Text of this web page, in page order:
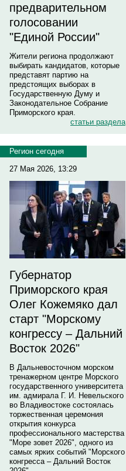
предварительном
голосовании
"Единой России"
Жители региона продолжают
выбирать кандидатов, которые
представят партию на
предстоящих выборах в
Государственную Думу и
Законодательное Собрание
Приморского края.
статьи раздела
Регион сегодня
27 Мая 2026, 13:29
Губернатор
Приморского края
Олег Кожемяко дал
старт "Морскому
конгрессу – Дальний
Восток 2026"
В Дальневосточном морском
тренажерном центре Морского
государственного университета
им. адмирала Г. И. Невельского
во Владивостоке состоялась
торжественная церемония
открытия конкурса
профессионального мастерства
"Море зовет 2026", одного из
самых ярких событий "Морского
конгресса – Дальний Восток